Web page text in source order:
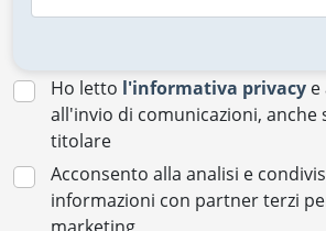
Ho letto l'informativa privacy e
all'invio di comunicazioni, anche
titolare
Acconsento alla analisi e
informazioni con partner terzi